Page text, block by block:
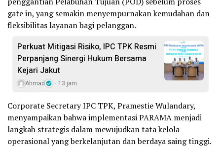
gate in, yang semakin menyempurnakan kemudahan dan
fleksibilitas layanan bagi pelanggan.
Perkuat Mitigasi Risiko, IPC TPK Resmi
Perpanjang Sinergi Hukum Bersama
Kejari Jakut
Ahmad 13 jam
Corporate Secretary IPC TPK, Pramestie Wulandary,
menyampaikan bahwa implementasi PARAMA menjadi
langkah strategis dalam mewujudkan tata kelola
operasional yang berkelanjutan dan berdaya saing tinggi.